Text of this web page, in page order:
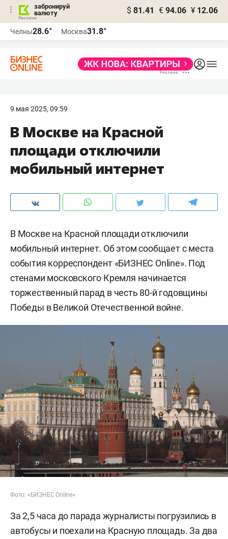
забронируй
валюту
$ 81.41 € 94.06 ¥ 12.06
Челны28.6° Москва31.8°
9 мая 2025, 09:59
В Москве на Красной
площади отключили
мобильный интернет
В Москве на Красной площади отключили
мобильный интернет. Об этом сообщает с места
события корреспондент «БИЗНЕС Online». Под
стенами московского Кремля начинается
торжественный парад в честь 80-й годовщины
Победы в Великой Отечественной войне.
Фото: «БИЗНЕС Online»
За 2,5 часа до парада журналисты погрузились в
автобусы и поехали на Красную площадь. За два